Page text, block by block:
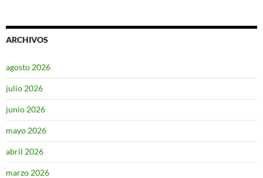
ARCHIVOS
agosto 2026
julio 2026
junio 2026
mayo 2026
abril 2026
marzo 2026